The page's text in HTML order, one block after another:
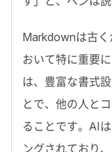
Markdownは古く
おいて特に重要
は、豊富な書式
とで、他の人と
ることです。 AI
ングされており、